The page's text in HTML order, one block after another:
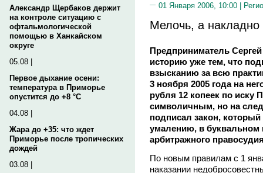
Александр Щербаков держит
на контроле ситуацию с
офтальмологической
помощью в Ханкайском
округе
05.08 |
Первое дыхание осени:
температура в Приморье
опустится до +8 °C
04.08 |
Жара до +35: что ждет
Приморье после тропических
дождей
03.08 |
01 Января 2006, 10:00 |
Мелочь, а накладно
Предприниматель
историю уже тем, что
взысканию за всю
3 ноября 2005 года на
рубля 12 копеек по иску
символичным, но на
подписал закон,
умалению, в буквальном
арбитражного
По новым правилам с 1
наказании